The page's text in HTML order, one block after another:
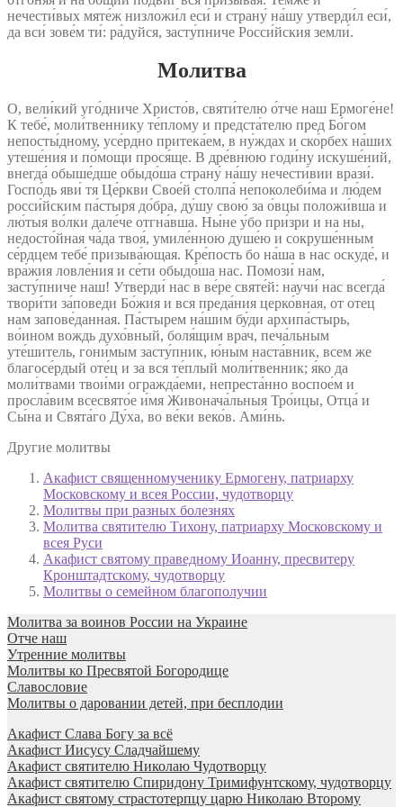
нечести́вых мяте́ж низложи́л еси́ и страну́ на́шу утверди́л еси́,
да вси́ зове́м ти́: ра́дуйся, засту́пниче Росси́йския земли́.
Молитва
О, вели́кий уго́дниче Христо́в, святи́телю о́тче наш Ермоге́не!
К тебе́, моли́твеннику те́плому и предста́телю пред Бо́гом
непосты́дному, усе́рдно притека́ем, в ну́ждах и ско́рбех на́ших
утеше́ния и по́мощи прося́ще. В дре́внюю годи́ну искуше́ний,
внегда́ обыше́дше обыдо́ша страну́ на́шу нечести́вии врази́.
Госпо́дь яви́ тя Це́ркви Свое́й столпа́ непоколеби́ма и лю́дем
росси́йским па́стыря до́бра, ду́шу свою́ за о́вцы положи́вша и
лю́тыя во́лки дале́че отгна́вша. Ны́не у́бо при́зри и на ны,
недосто́йная ча́да твоя́, умиле́нною душе́ю и сокруше́нным
се́рдцем тебе́ призыва́ющая. Кре́пость бо на́ша в нас оскуде́, и
вра́жия ловле́ния и се́ти обыдо́ша нас. Помози́ нам,
засту́пниче наш! Утверди́ нас в ве́ре святе́й: научи́ нас всегда́
твори́ти за́поведи Бо́жия и вся преда́ния церко́вная, от отец
нам запове́данная. Па́стырем на́шим бу́ди архипа́стырь,
во́ином вождь духо́вный, боля́щим врач, печа́льным
уте́шитель, гони́мым засту́пник, ю́ным наста́вник, всем же
благосе́рдый оте́ц и за вся те́плый моли́твенник; я́ко да
моли́твами твои́ми огражда́еми, непреста́нно воспое́м и
просла́вим всесвято́е и́мя Живонача́льныя Тро́ицы, Отца́ и
Сы́на и Свята́го Ду́ха, во ве́ки веко́в. Ами́нь.
Другие молитвы
Акафист священномученику Ермогену, патриарху
Московскому и всея России, чудотворцу
Молитвы при разных болезнях
Молитва святителю Тихону, патриарху Московскому и
всея Руси
Акафист святому праведному Иоанну, пресвитеру
Кронштадтскому, чудотворцу
Молитвы о семейном благополучии
Молитва за воинов России на Украине
Отче наш
Утренние молитвы
Молитвы ко Пресвятой Богородице
Славословие
Молитвы о даровании детей, при бесплодии
Акафист Слава Богу за всё
Акафист Иисусу Сладчайшему
Акафист святителю Николаю Чудотворцу
Акафист святителю Спиридону Тримифунтскому, чудотворцу
Акафист святому страстотерпцу царю Николаю Второму